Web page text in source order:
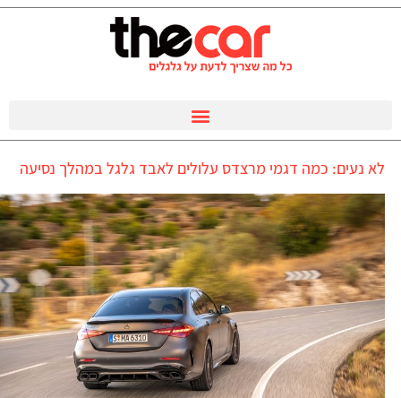
לא נעים: כמה דגמי מרצדס עלולים לאבד גלגל במהלך נסיעה